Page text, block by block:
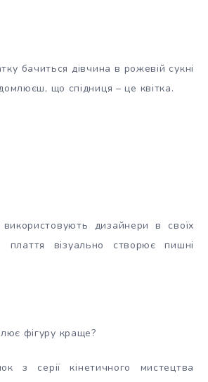
бачиться дівчина в рожевій сукні
що спідниця – це квітка.
використовують дизайнери в своїх
плаття візуально створює пишні
фігуру краще?
з серії кінетичного мистецтва